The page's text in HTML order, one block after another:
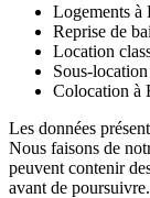
Logements à
Reprise de
Location
Sous-
Colocation à
Les données
Nous faisons de
peuvent contenir
avant de poursuivre.